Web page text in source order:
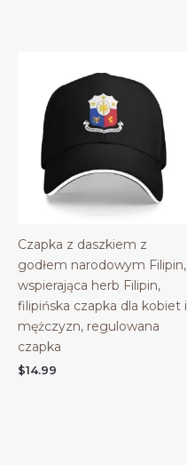
Czapka z daszkiem z
godłem narodowym Filipin,
wspierająca herb Filipin,
filipińska czapka dla kobiet i
mężczyzn, regulowana
czapka
$14.99